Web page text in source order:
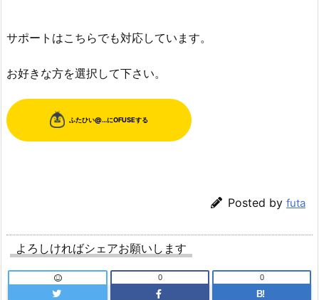
サポートはこちらでも対応しています。
お好きな方を選択して下さい。
Posted by futa
よろしければシェアお願いします
0
B!
0